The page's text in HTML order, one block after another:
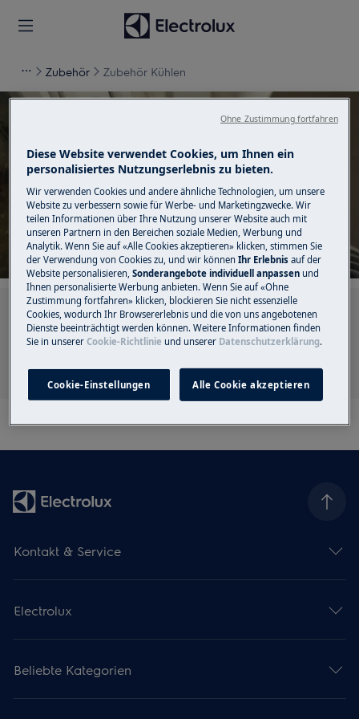
Zubehör Zubehör Kühlen
Unterstützung für Zubehör
Kühlen
Suchen Sie in unseren Support-Artikeln
Kontakt & Service
Electrolux
Beliebte Kategorien
Diese Website verwendet Cookies, um Ihnen ein
personalisiertes Nutzungserlebnis zu bieten.
Wir verwenden Cookies und andere ähnliche Technologien, um unsere
Website zu verbessern sowie für Werbe- und Marketingzwecke. Wir
teilen Informationen über Ihre Nutzung unserer Website auch mit
unseren Partnern in den Bereichen soziale Medien, Werbung und
Analytik. Wenn Sie auf «Alle Cookies akzeptieren» klicken, stimmen Sie
der Verwendung von Cookies zu, und wir könnenIhr Erlebnisauf der
Website personalisieren,Sonderangebote individuell anpassen und
Ihnen personalisierte Werbung anbieten. Wenn Sie auf «Ohne
Zustimmung fortfahren» klicken, blockieren Sie nicht essenzielle
Cookies, wodurch Ihr Browsererlebnis und die von uns angebotenen
Dienste beeinträchtigt werden können. Weitere Informationen finden
Sie in unsererCookie-Richtlinie und unserer Datenschutzerklärung.
Cookie-Einstellungen Alle Cookie akzeptieren
Ohne Zustimmung fortfahren